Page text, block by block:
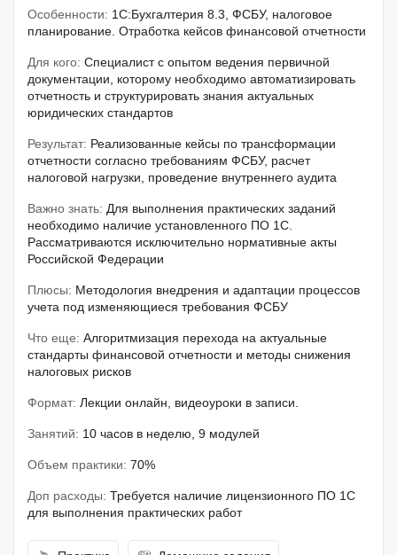
Особенности: 1С:Бухгалтерия 8.3, ФСБУ, налоговое
планирование. Отработка кейсов финансовой отчетности
Для кого: Специалист с опытом ведения первичной
документации, которому необходимо автоматизировать
отчетность и структурировать знания актуальных
юридических стандартов
Результат: Реализованные кейсы по трансформации
отчетности согласно требованиям ФСБУ, расчет
налоговой нагрузки, проведение внутреннего аудита
Важно знать: Для выполнения практических заданий
необходимо наличие установленного ПО 1С.
Рассматриваются исключительно нормативные акты
Российской Федерации
Плюсы: Методология внедрения и адаптации процессов
учета под изменяющиеся требования ФСБУ
Что еще: Алгоритмизация перехода на актуальные
стандарты финансовой отчетности и методы снижения
налоговых рисков
Формат: Лекции онлайн, видеоуроки в записи.
Занятий: 10 часов в неделю, 9 модулей
Объем практики: 70%
Доп расходы: Требуется наличие лицензионного ПО 1С
для выполнения практических работ